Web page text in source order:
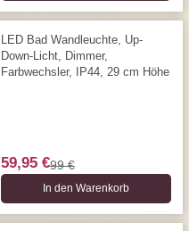
LED Bad Wandleuchte, Up-
Down-Licht, Dimmer,
Farbwechsler, IP44, 29 cm Höhe
59,95 €99 €
In den Warenkorb